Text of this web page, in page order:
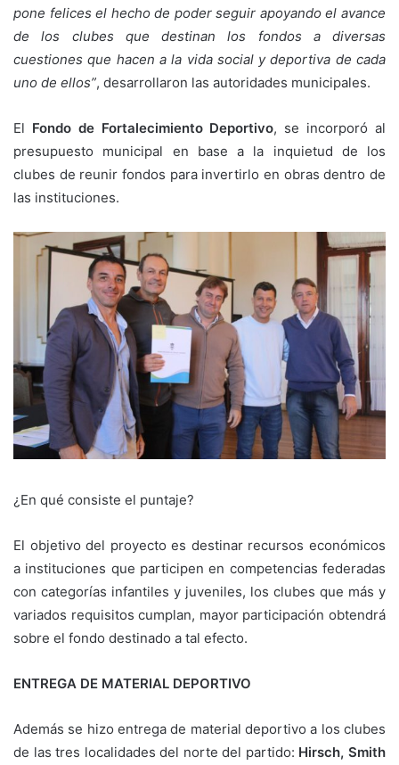
pone felices el hecho de poder seguir apoyando el avance
de los clubes que destinan los fondos a diversas
cuestiones que hacen a la vida social y deportiva de cada
uno de ellos”, desarrollaron las autoridades municipales.
El Fondo de Fortalecimiento Deportivo, se incorporó al
presupuesto municipal en base a la inquietud de los
clubes de reunir fondos para invertirlo en obras dentro de
las instituciones.
¿En qué consiste el puntaje?
El objetivo del proyecto es destinar recursos económicos
a instituciones que participen en competencias federadas
con categorías infantiles y juveniles, los clubes que más y
variados requisitos cumplan, mayor participación obtendrá
sobre el fondo destinado a tal efecto.
ENTREGA DE MATERIAL DEPORTIVO
Además se hizo entrega de material deportivo a los clubes
de las tres localidades del norte del partido: Hirsch, Smith